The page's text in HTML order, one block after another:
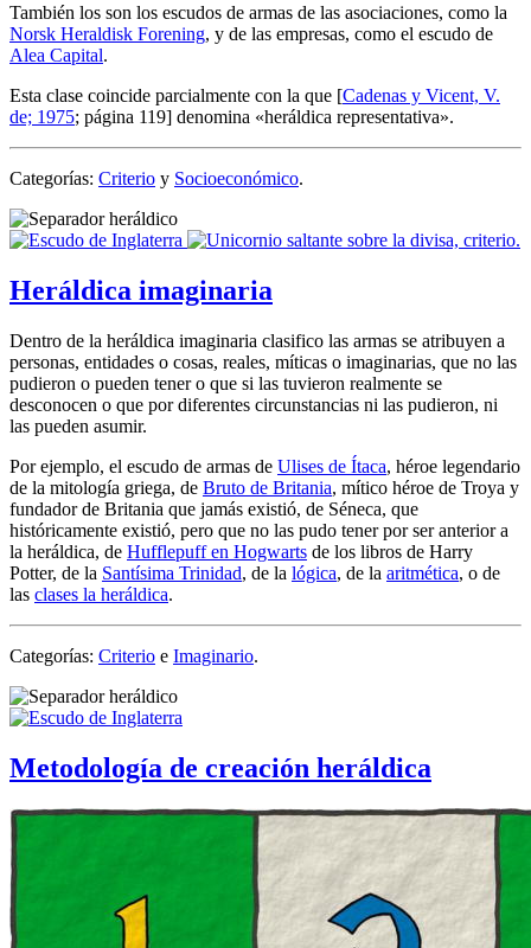
También los son los escudos de armas de las asociaciones, como la
Norsk Heraldisk Forening, y de las empresas, como el escudo de
Alea Capital.
Esta clase coincide parcialmente con la que [Cadenas y Vicent, V.
de; 1975; página 119] denomina «heráldica representativa».
Categorías: Criterio y Socioeconómico.
Heráldica imaginaria
Dentro de la heráldica imaginaria clasifico las armas se atribuyen a
personas, entidades o cosas, reales, míticas o imaginarias, que no las
pudieron o pueden tener o que si las tuvieron realmente se
desconocen o que por diferentes circunstancias ni las pudieron, ni
las pueden asumir.
Por ejemplo, el escudo de armas de Ulises de Ítaca, héroe legendario
de la mitología griega, de Bruto de Britania, mítico héroe de Troya y
fundador de Britania que jamás existió, de Séneca, que
históricamente existió, pero que no las pudo tener por ser anterior a
la heráldica, de Hufflepuff en Hogwarts de los libros de Harry
Potter, de la Santísima Trinidad, de la lógica, de la aritmética, o de
las clases la heráldica.
Categorías: Criterio e Imaginario.
Metodología de creación heráldica